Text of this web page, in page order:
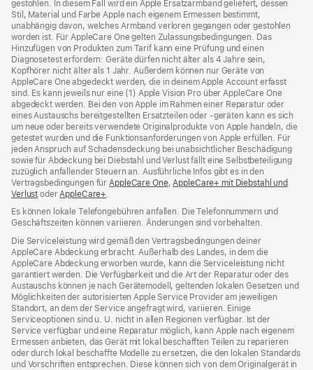
gestohlen. In diesem Fall wird ein Apple Ersatzarmband geliefert, dessen
Stil, Material und Farbe Apple nach eigenem Ermessen bestimmt,
unabhängig davon, welches Armband verloren gegangen oder gestohlen
worden ist. Für AppleCare One gelten Zulassungsbedingungen. Das
Hinzufügen von Produkten zum Tarif kann eine Prüfung und einen
Diagnosetest erfordern: Geräte dürfen nicht älter als 4 Jahre sein,
Kopfhörer nicht älter als 1 Jahr. Außerdem können nur Geräte von
AppleCare One abgedeckt werden, die in deinem Apple Account erfasst
sind. Es kann jeweils nur eine (1) Apple Vision Pro über AppleCare One
abgedeckt werden. Bei den von Apple im Rahmen einer Reparatur oder
eines Austauschs bereitgestellten Ersatzteilen oder ‑geräten kann es sich
um neue oder bereits verwendete Originalprodukte von Apple handeln, die
getestet wurden und die Funktions­anforderungen von Apple erfüllen. Für
jeden Anspruch auf Schadensdeckung bei unabsichtlicher Beschädigung
sowie für Abdeckung bei Diebstahl und Verlust fällt eine Selbstbeteiligung
zuzüglich anfallender Steuern an. Ausführliche Infos gibt es in den
Vertragsbedingungen fürAppleCare One(Öffnet
neues
Fenster)
,AppleCare+ mit Diebstahl und
Verlust (Öffnet
neues
Fenster)
oderAppleCare+(Öffnet
ein
neues
Fenster)
.
Es können lokale Telefongebühren anfallen. Die Telefonnummern und
Geschäftszeiten können variieren. Änderungen sind vorbehalten.
Die Serviceleistung wird gemäß den Vertragsbedingungen deiner
AppleCare Abdeckung erbracht. Außerhalb des Landes, in dem die
AppleCare Abdeckung erworben wurde, kann die Serviceleistung nicht
garantiert werden. Die Verfügbarkeit und die Art der Reparatur oder des
Austauschs können je nach Gerätemodell, geltenden lokalen Gesetzen und
Möglichkeiten der autorisierten Apple Service Provider am jeweiligen
Standort, an dem der Service angefragt wird, variieren. Einige
Serviceoptionen sind u. U. nicht in allen Regionen verfügbar. Ist der
Service verfügbar und eine Reparatur möglich, kann Apple nach eigenem
Ermessen anbieten, das Gerät mit lokal beschafften Teilen zu reparieren
oder durch lokal beschaffte Modelle zu ersetzen, die den lokalen Standards
und Vorschriften entsprechen. Diese können sich von dem Originalgerät in